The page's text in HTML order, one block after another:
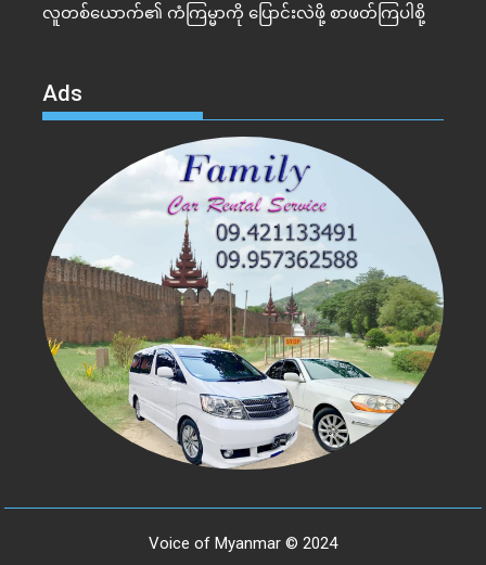
လူတစ်ယောက်၏ ကံကြမ္မာကို ပြောင်းလဲဖို့ စာဖတ်ကြပါစို့
Ads
Voice of Myanmar © 2024